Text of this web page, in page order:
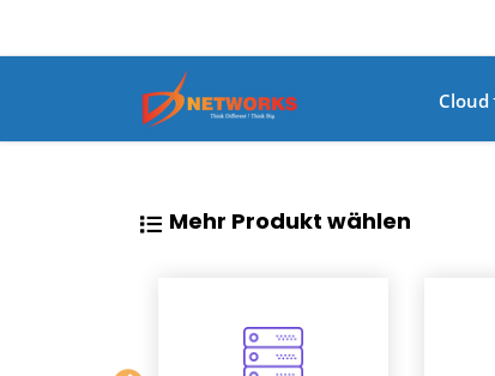
Cloud
Mehr Produkt wählen